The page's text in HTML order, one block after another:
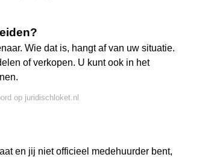
Wie dat is, hangt af van uw situatie.
of verkopen. U kunt ook in het
op juridischloket.nl
en jij niet officieel medehuurder bent,